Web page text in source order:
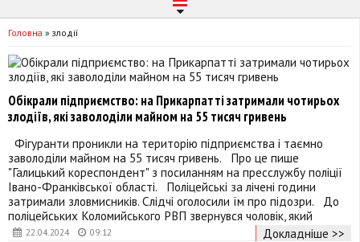
Головна » злодії
22.04.2024 09:12
Обікрали підприємство: на Прикарпатті затримали чотирьох
злодіїв, які заволоділи майном на 55 тисяч гривень
Фігуранти проникли на територію підприємства і таємно
заволоділи майном на 55 тисяч гривень. Про це пише
"Галицький кореспондент" з посиланням на пресслужбу поліції
Івано-Франківської області. Поліцейські за лічені години
затримали зловмисників. Слідчі оголосили їм про підозри. До
поліцейських Коломийського РВП звернувся чоловік, який
Докладніше >>